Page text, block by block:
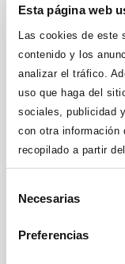
Esta página web
Las cookies de este
contenido y los
analizar el tráfico.
uso que haga del
sociales, publicidad
con otra información
recopilado a partir
Necesarias
Preferencias
mucho
aumenta
Los
pueden
pero
médico.